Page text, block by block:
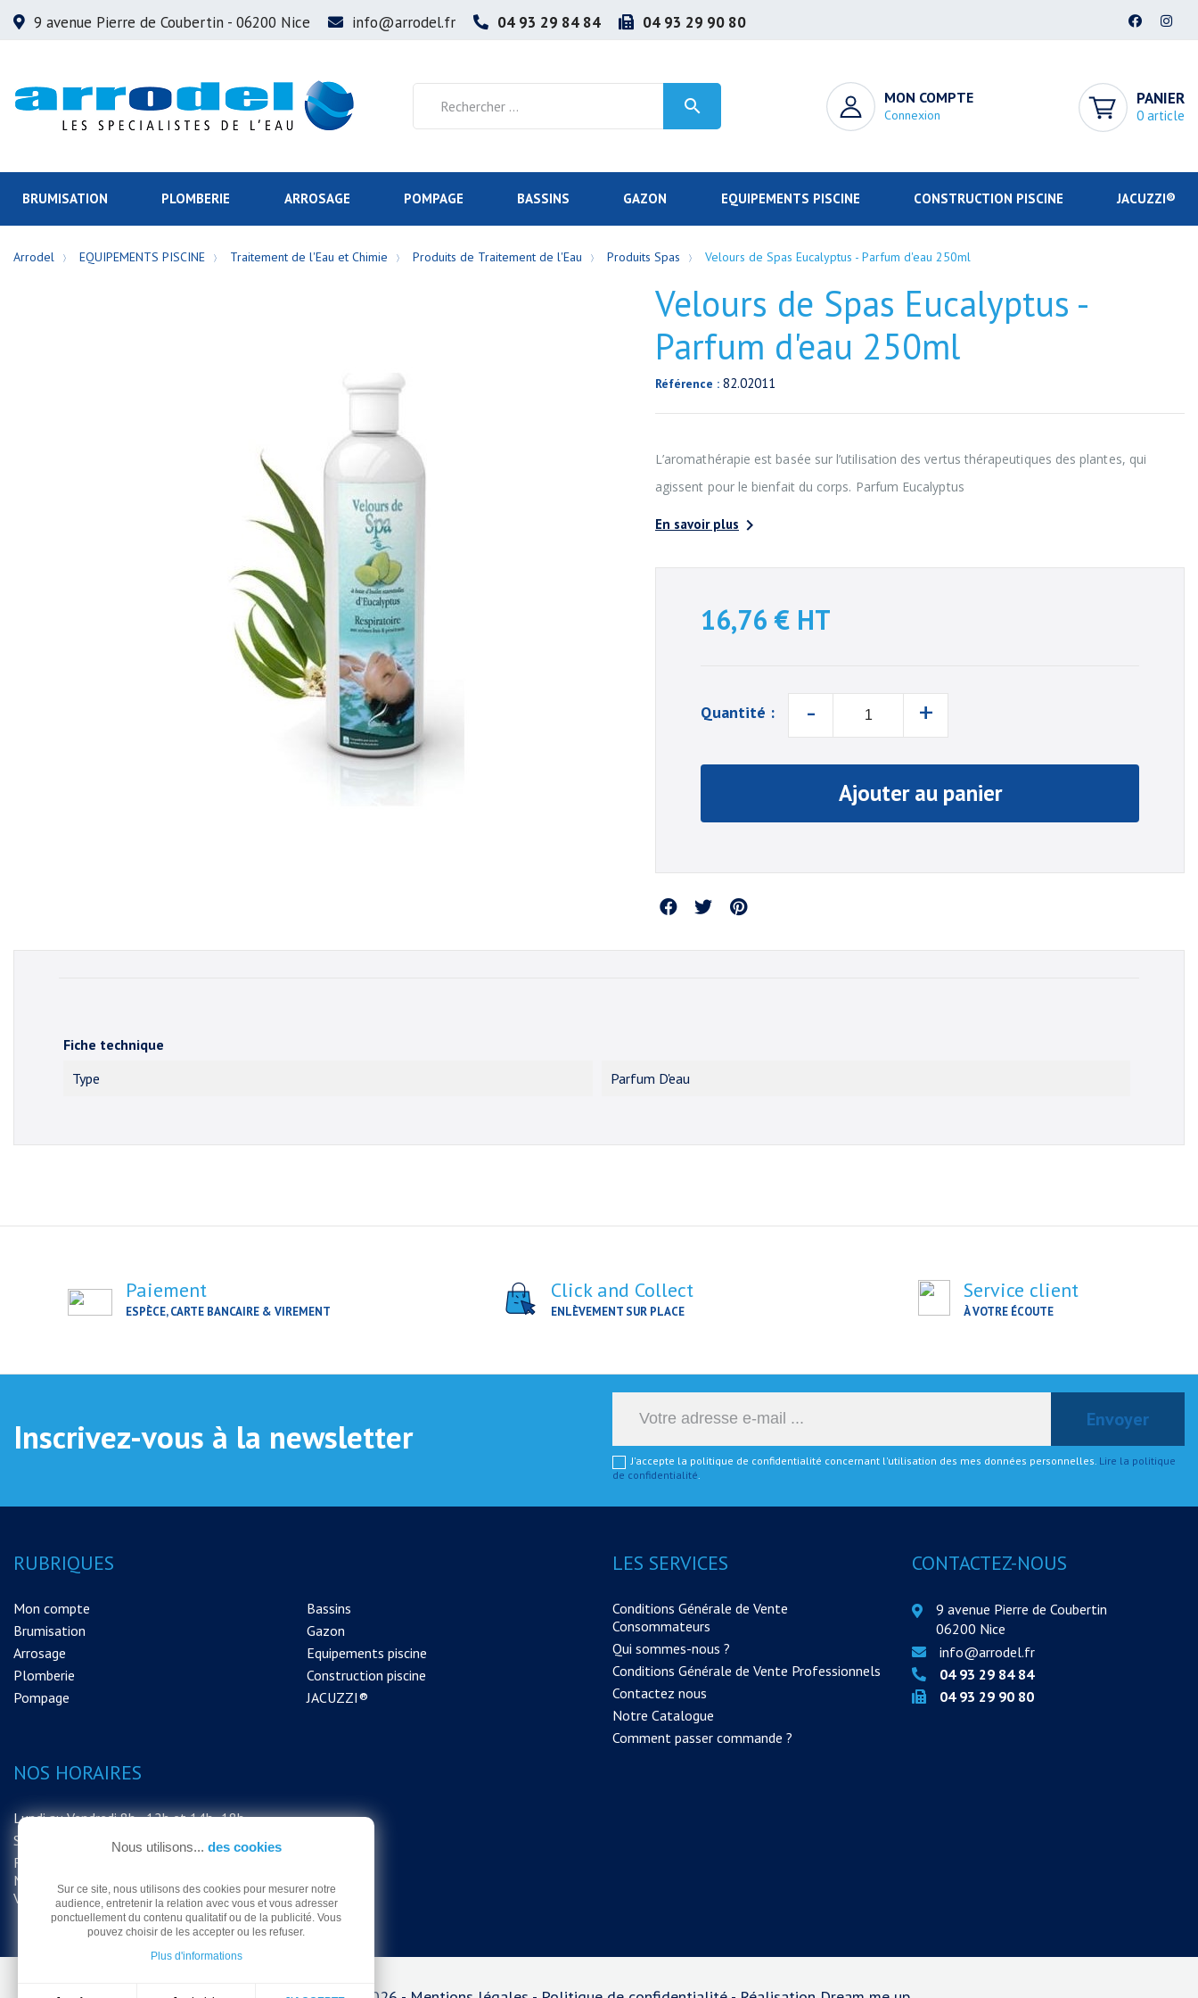
9 avenue Pierre de Coubertin - 06200 Nice info@arrodel.fr 04 93 29 84 84 04 93 29 90 80
 MON COMPTE
Connexion
PANIER
0 article
BRUMISATION PLOMBERIE ARROSAGE POMPAGE BASSINS GAZON EQUIPEMENTS PISCINE CONSTRUCTION PISCINE JACUZZI®
Arrodel EQUIPEMENTS PISCINE Traitement de l'Eau et Chimie Produits de Traitement de l'Eau Produits Spas Velours de Spas Eucalyptus - Parfum d'eau 250ml
Velours de Spas Eucalyptus -
Parfum d'eau 250ml
Référence : 82.02011
L’aromathérapie est basée sur l’utilisation des vertus thérapeutiques des plantes, qui
agissent pour le bienfait du corps. Parfum Eucalyptus
En savoir plus 
16,76 € HT
Quantité : - +
Ajouter au panier
Partager
Fiche technique
Type
Parfum D'eau
Paiement
ESPÈCE, CARTE BANCAIRE & VIREMENT
Click and Collect
ENLÈVEMENT SUR PLACE
Service client
À VOTRE ÉCOUTE
Inscrivez-vous à la newsletter
J'accepte la politique de confidentialité concernant l'utilisation des mes données personnelles. Lire la politique
de confidentialité
RUBRIQUES
Mon compte
Brumisation
Arrosage
Plomberie
Pompage
Bassins
Gazon
Equipements piscine
Construction piscine
JACUZZI®
LES SERVICES
Conditions Générale de Vente
Consommateurs
Qui sommes-nous ?
Conditions Générale de Vente Professionnels
Contactez nous
Notre Catalogue
Comment passer commande ?
NOS HORAIRES
Lundi au Vendredi 8h - 12h et 14h -18h
Samedi 8h - 12h
FERMETURE EXCEPTIONNELLE DU
MAGASIN LE SAMEDI 15 AOUT MERCI DE
VOTRE COMPRÉHENSION
CONTACTEZ-NOUS
9 avenue Pierre de Coubertin
06200 Nice
info@arrodel.fr
04 93 29 84 84
04 93 29 90 80
Nous utilisons... des cookies
Sur ce site, nous utilisons des cookies pour mesurer notre
audience, entretenir la relation avec vous et vous adresser
ponctuellement du contenu qualitatif ou de la publicité. Vous
pouvez choisir de les accepter ou les refuser.
Plus d'informations